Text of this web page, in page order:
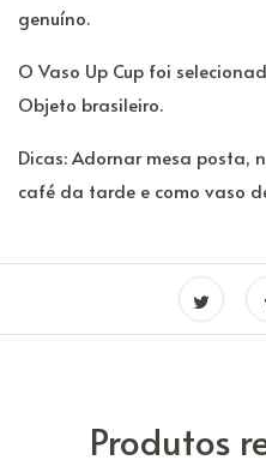
genuíno.
O Vaso Up Cup foi
Objeto brasileiro.
Dicas: Adornar mesa posta,
café da tarde e como vaso
Produtos